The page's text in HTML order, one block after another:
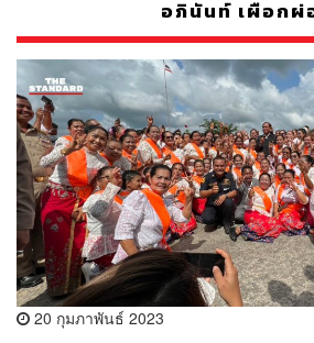
อภินันท์ เผือกผ่
20 กุมภาพันธ์ 2023